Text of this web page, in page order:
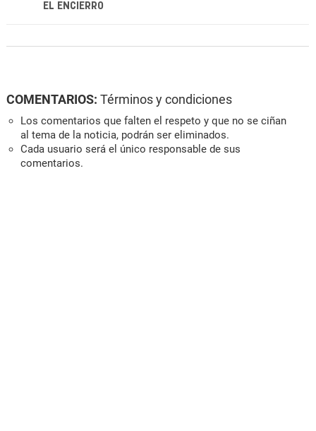
EL ENCIERRO
COMENTARIOS: Términos y condiciones
Los comentarios que falten el respeto y que no se ciñan
al tema de la noticia, podrán ser eliminados.
Cada usuario será el único responsable de sus
comentarios.